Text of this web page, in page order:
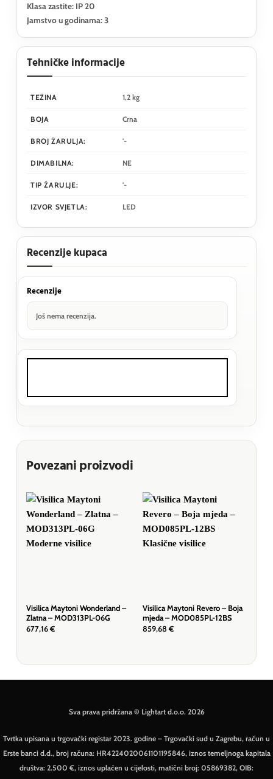
Klasa zastite: IP 20
Jamstvo u godinama: 3
Tehničke informacije
TEŽINA 1,2 kg
BOJA Crna
BROJ ŽARULJA: '-
DIMABILNA: NE
TIP ŽARULJE: '-
IZVOR SVJETLA: LED
Recenzije kupaca
Recenzije
Još nema recenzija.
Povezani proizvodi
Visilica Maytoni Wonderland –
Zlatna – MOD313PL-06G
677,16 €
Visilica Maytoni Revero – Boja
mjeda – MOD085PL-12BS
859,68 €
Sva prava pridržana © Lightart d.o.o. 2026
Tvrtka upisana u trgovački registar 2023. godine – Trgovački sud u Zagrebu, račun u
Erste banci d.d., broj računa: HR4224020061101195846, iznos temeljnoga kapitala
društva: 2.500 €, iznos uplaćen u cijelosti, matični broj: 05869382, OIB: